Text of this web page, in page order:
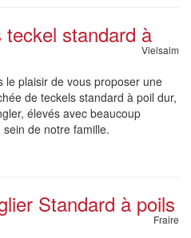
standard à
Vielsalm
le plaisir de vous proposer une
de teckels standard à poil dur,
élevés avec beaucoup
de notre famille.
Standard à poils
Fraire